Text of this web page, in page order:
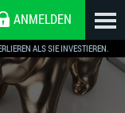
ALS SIE INVESTIEREN.
ANMELDEN